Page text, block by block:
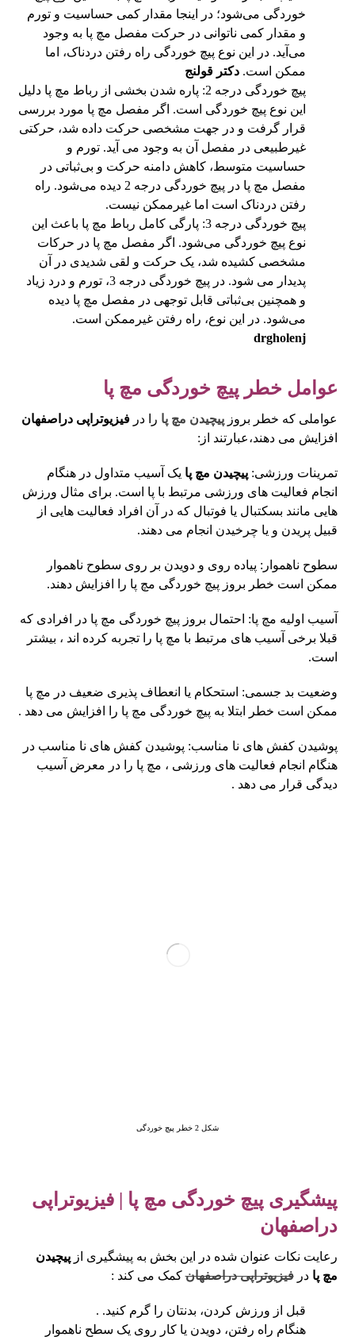
خوردگی می‌شود؛ در اینجا مقدار کمی حساسیت و تورم
و مقدار کمی ناتوانی در حرکت مفصل مچ پا به وجود
می‌آید. در این نوع پیچ خوردگی راه رفتن دردناک، اما
ممکن است.دکتر قولنج
پیچ خوردگی درجه 2: پاره شدن بخشی از رباط مچ پا دلیل
این نوع پیچ خوردگی است. اگر مفصل مچ پا مورد بررسی
قرار گرفت و در جهت مشخصی حرکت داده شد، حرکتی
غیرطبیعی در مفصل آن به وجود می آید. تورم و
حساسیت متوسط، کاهش دامنه حرکت و بی‌ثباتی در
مفصل مچ پا در پیچ خوردگی درجه 2 دیده می‌شود. راه
رفتن دردناک است اما غیرممکن نیست.
پیچ خوردگی درجه 3: پارگی کامل رباط مچ پا باعث این
نوع پیچ خوردگی می‌شود. اگر مفصل مچ پا در حرکات
مشخصی کشیده شد، یک حرکت و لقی شدیدی در آن
پدیدار می شود. در پیچ خوردگی درجه 3، تورم و درد زیاد
و همچنین بی‌ثباتی قابل‌ توجهی در مفصل مچ پا دیده
می‌شود. در این نوع، راه رفتن غیرممکن است.
drgholenj
عوامل خطر پیچ خوردگی مچ پا
عواملی که خطر بروزپیچیدن مچ پا را درفیزیوتراپی دراصفهان
افزایش می‎ دهند،عبارتند از:
تمرینات ورزشی:پیچیدن مچ پا یک آسیب متداول در هنگام
انجام فعالیت های ورزشی مرتبط با پا است. برای مثال ورزش
هایی مانند بسکتبال یا فوتبال که در آن افراد فعالیت هایی از
قبیل پریدن و یا چرخیدن انجام می ‎دهند.
سطوح ناهموار: پیاده روی و دویدن بر روی سطوح ناهموار
ممکن است خطر بروز پیچ خوردگی مچ پا را افزایش دهند.
آسیب اولیه مچ پا: احتمال بروز پیچ خوردگی مچ پا در افرادی که
قبلا برخی آسیب های مرتبط با مچ پا را تجربه کرده اند ، بیشتر
است.
وضعیت بد جسمی: استحکام یا انعطاف پذیری ضعیف در مچ پا
ممکن است خطر ابتلا به پیچ خوردگی مچ پا را افزایش می ‎دهد .
پوشیدن کفش های نا مناسب: پوشیدن کفش های نا مناسب در
هنگام انجام فعالیت های ورزشی ، مچ پا را در معرض آسیب
دیدگی قرار می ‎دهد .
شکل 2 خطر پیچ خوردگی
پیشگیری پیچ خوردگی مچ پا | فیزیوتراپی
دراصفهان
رعایت نکات عنوان شده در این بخش به پیشگیری ازپیچیدن
مچ پا درفیزیوتراپی دراصفهانکمک می ‎کند :
قبل از ورزش کردن، بدنتان را گرم کنید. .
هنگام راه رفتن، دویدن یا کار روی یک سطح ناهموار